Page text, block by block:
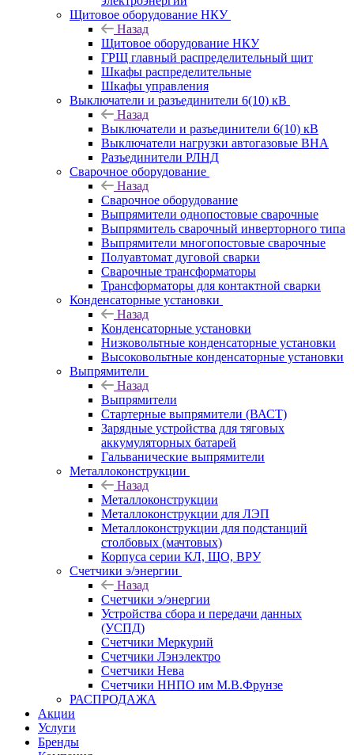
Щитовое оборудование НКУ
Назад
Щитовое оборудование НКУ
ГРЩ главный распределительный щит
Шкафы распределительные
Шкафы управления
Выключатели и разъединители 6(10) кВ
Назад
Выключатели и разъединители 6(10) кВ
Выключатели нагрузки автогазовые ВНА
Разъединители РЛНД
Сварочное оборудование
Назад
Сварочное оборудование
Выпрямители однопостовые сварочные
Выпрямитель сварочный инверторного типа
Выпрямители многопостовые сварочные
Полуавтомат дуговой сварки
Сварочные трансформаторы
Трансформаторы для контактной сварки
Конденсаторные установки
Назад
Конденсаторные установки
Низковольтные конденсаторные установки
Высоковольтные конденсаторные установки
Выпрямители
Назад
Выпрямители
Стартерные выпрямители (ВАСТ)
Зарядные устройства для тяговых
аккумуляторных батарей
Гальванические выпрямители
Металлоконструкции
Назад
Металлоконструкции
Металлоконструкции для ЛЭП
Металлоконструкции для подстанций
столбовых (мачтовых)
Корпуса серии КЛ, ЩО, ВРУ
Счетчики э/энергии
Назад
Счетчики э/энергии
Устройства сбора и передачи данных
(УСПД)
Счетчики Меркурий
Счетчики Лэнэлектро
Счетчики Нева
Счетчики ННПО им М.В.Фрунзе
РАСПРОДАЖА
Акции
Услуги
Бренды